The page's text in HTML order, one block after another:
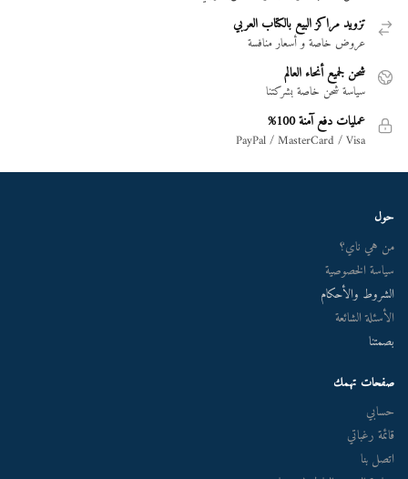
تزويد مراكز البيع بالكتاب العربي
عروض خاصة و أسعار منافسة
شحن لجميع أنحاء العالم
سياسة شحن خاصة بشركتنا
عمليات دفع آمنة 100%
PayPal / MasterCard / Visa
حول
من هي ناي؟
سياسة الخصوصية
الشروط والأحكام
الأسئلة الشائعة
بصمتنا
صفحات تهمك
حسابي
قائمة رغباتي
اتصل بنا